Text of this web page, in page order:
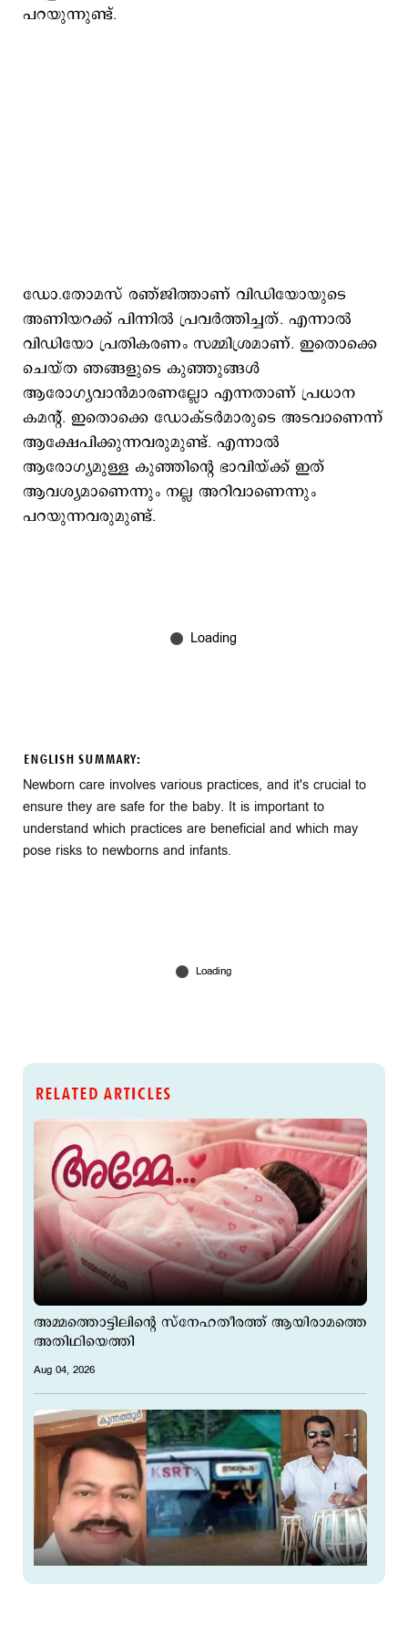
പറയുന്നുണ്ട്.
ഡോ.തോമസ് രഞ്ജിത്താണ് വിഡിയോയുടെ
അണിയറക്ക് പിന്നില്‍ പ്രവര്‍ത്തിച്ചത്. എന്നാല്‍
വിഡിയോ പ്രതികരണം സമ്മിശ്രമാണ്. ഇതൊക്കെ
ചെയ്ത ഞങ്ങളുടെ കുഞ്ഞുങ്ങള്‍
ആരോഗ്യവാന്‍മാരണല്ലോ എന്നതാണ് പ്രധാന
കമന്‍റ്. ഇതൊക്കെ ഡോക്ടര്‍മാരുടെ അടവാണെന്ന്
ആക്ഷേപിക്കുന്നവരുമുണ്ട്. എന്നാല്‍
ആരോഗ്യമുള്ള കുഞ്ഞിന്‍റെ ഭാവിയ്ക്ക് ഇത്
ആവശ്യമാണെന്നും നല്ല അറിവാണെന്നും
പറയുന്നവരുമുണ്ട്.
ENGLISH SUMMARY:
Newborn care involves various practices, and it's crucial to
ensure they are safe for the baby. It is important to
understand which practices are beneficial and which may
pose risks to newborns and infants.
RELATED ARTICLES
അമ്മത്തൊട്ടിലിന്‍റെ സ്നേഹതീരത്ത് ആയിരാമത്തെ
അതിഥിയെത്തി
Aug 04, 2026